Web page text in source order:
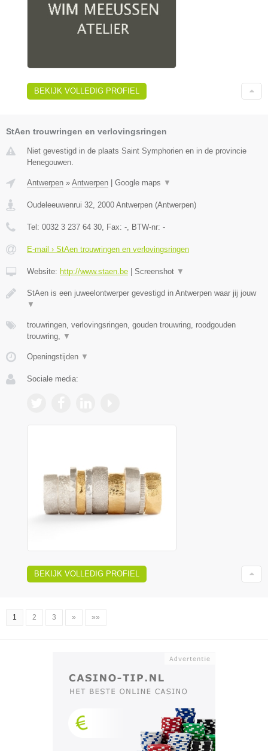
BEKIJK VOLLEDIG PROFIEL
StAen trouwringen en verlovingsringen
Niet gevestigd in de plaats Saint Symphorien en in de provincie
Henegouwen.
Antwerpen » Antwerpen Google maps ▼
Oudeleeuwenrui 32, 2000 Antwerpen (Antwerpen)
Tel: 0032 3 237 64 30, Fax: -, BTW-nr: -
E-mail › StAen trouwringen en verlovingsringen
Website: http://www.staen.be Screenshot ▼
StAen is een juweelontwerper gevestigd in Antwerpen waar jij jouw
▼
trouwringen, verlovingsringen, gouden trouwring, roodgouden
trouwring, ▼
Openingstijden ▼
Sociale media:
BEKIJK VOLLEDIG PROFIEL
1 2 3 » »»